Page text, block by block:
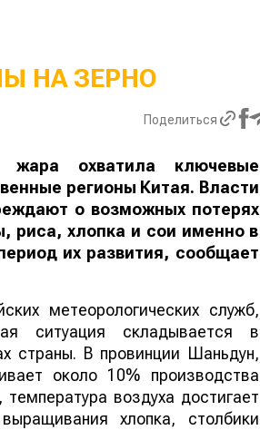
НА ЗЕРНО
Поделиться
жара охватила ключевые
регионы Китая. Власти
о возможных потерях
риса, хлопка и сои именно в
их развития, сообщает
метеорологических служб,
ситуация складывается в
страны. В провинции Шаньдун,
около 10% производства
температура воздуха достигает
хлопка, столбики